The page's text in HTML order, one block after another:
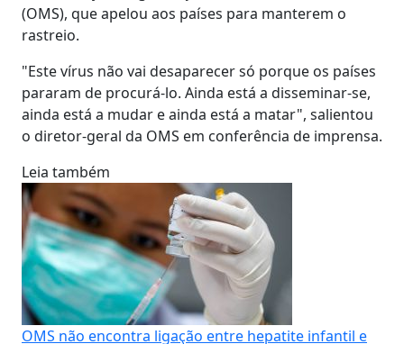
(OMS), que apelou aos países para manterem o
rastreio.
"Este vírus não vai desaparecer só porque os países
pararam de procurá-lo. Ainda está a disseminar-se,
ainda está a mudar e ainda está a matar", salientou
o diretor-geral da OMS em conferência de imprensa.
Leia também
OMS não encontra ligação entre hepatite infantil e